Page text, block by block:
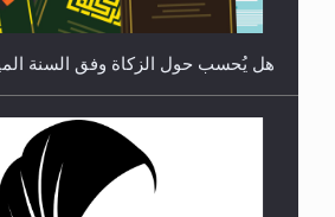
المحجبات؟